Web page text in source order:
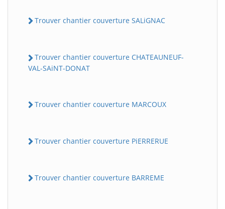
Trouver chantier couverture SALiGNAC
Trouver chantier couverture CHATEAUNEUF-
VAL-SAiNT-DONAT
Trouver chantier couverture MARCOUX
Trouver chantier couverture PiERRERUE
Trouver chantier couverture BARREME